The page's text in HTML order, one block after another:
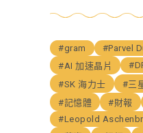
#gram #Parvel
#AI 加速晶片
#SK 海力士
#三
#記憶體
#財報
#Leopold